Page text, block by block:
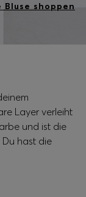
Bluse shoppen
Layer verleiht
und ist die
hast die